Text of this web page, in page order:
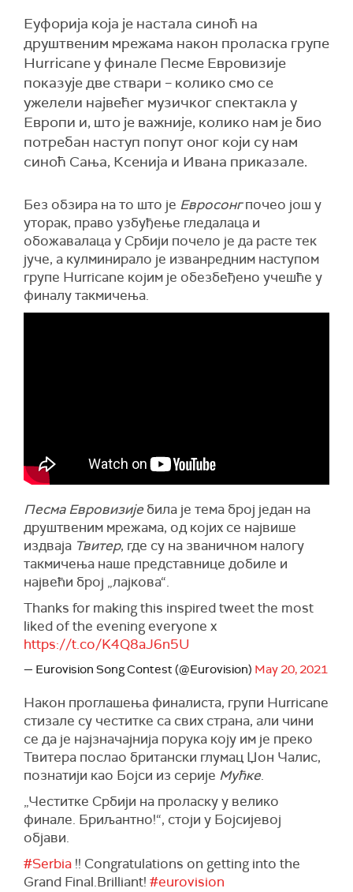
Еуфорија која је настала синоћ на
друштвеним мрежама након проласка групе
Hurricane у финале Песме Евровизије
показује две ствари – колико смо се
ужелели највећег музичког спектакла у
Европи и, што је важније, колико нам је био
потребан наступ попут оног који су нам
синоћ Сања, Ксенија и Ивана приказале.
Без обзира на то што је Евросонгпочео још у
уторак, право узбуђење гледалаца и
обожавалаца у Србији почело је да расте тек
јуче, а кулминирало је изванредним наступом
групе Hurricane којим је обезбеђено учешће у
финалу такмичења.
Песма Евровизијебила је тема број један на
друштвеним мрежама, од којих се највише
издваја Твитер, где су на званичном налогу
такмичења наше представнице добиле и
највећи број „лајкова“.
Thanks for making this inspired tweet the most
liked of the evening everyone x
https://t.co/K4Q8aJ6n5U
— Eurovision Song Contest (@Eurovision) May 20, 2021
Након проглашења финалиста, групи Hurricane
стизале су честитке са свих страна, али чини
се да је најзначајнија порука коју им је преко
Твитера послао британски глумац Џон Чалис,
познатији као Бојси из серије Мућке.
„Честитке Србији на проласку у велико
финале. Бриљантно!“, стоји у Бојсијевој
објави.
#Serbia !! Congratulations on getting into the
Grand Final.Brilliant! #eurovision